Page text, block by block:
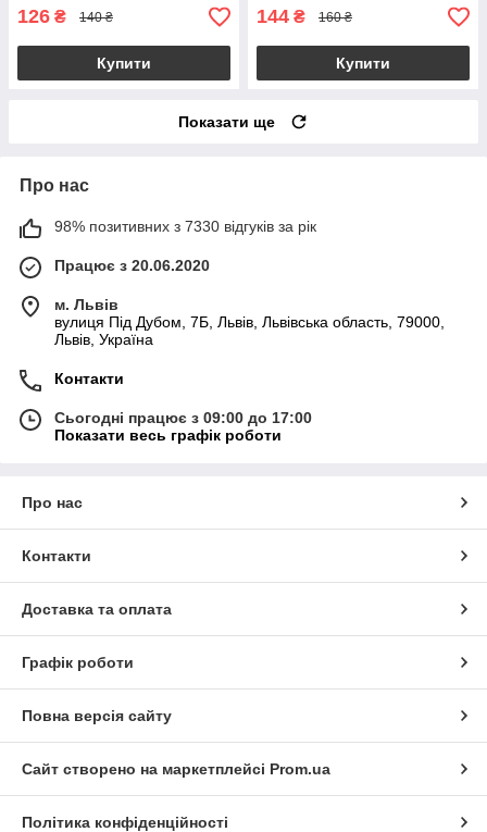
126 ₴ 140 ₴
Купити
144 ₴ 160 ₴
Купити
Показати ще
Про нас
98% позитивних з 7330 відгуків за рік
Працює з 20.06.2020
м. Львів
вулиця Під Дубом, 7Б, Львів, Львівська область, 79000,
Львів, Україна
Контакти
Сьогодні працює з 09:00 до 17:00
Показати весь графік роботи
Про нас
Контакти
Доставка та оплата
Графік роботи
Повна версія сайту
Сайт створено на маркетплейсі Prom.ua
Політика конфіденційності